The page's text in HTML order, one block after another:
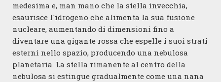
medesima e, man mano che la stella invecchia,
esaurisce l'idrogeno che alimenta la sua fusione
nucleare, aumentando di dimensioni fino a
diventare una gigante rossa che espelle i suoi strati
esterni nello spazio, producendo una nebulosa
planetaria. La stella rimanente al centro della
nebulosa si estingue gradualmente come una nana